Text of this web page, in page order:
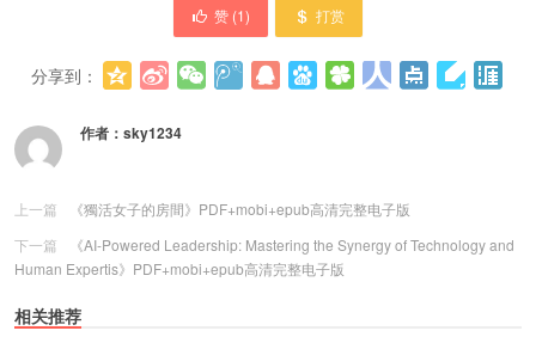
赞 (1) 打赏
分享到：
作者： sky1234
上一篇
《獨活女子的房間》PDF+mobi+epub高清完整电子版
下一篇
《AI-Powered Leadership: Mastering the Synergy of Technology and
Human Expertis》PDF+mobi+epub高清完整电子版
相关推荐